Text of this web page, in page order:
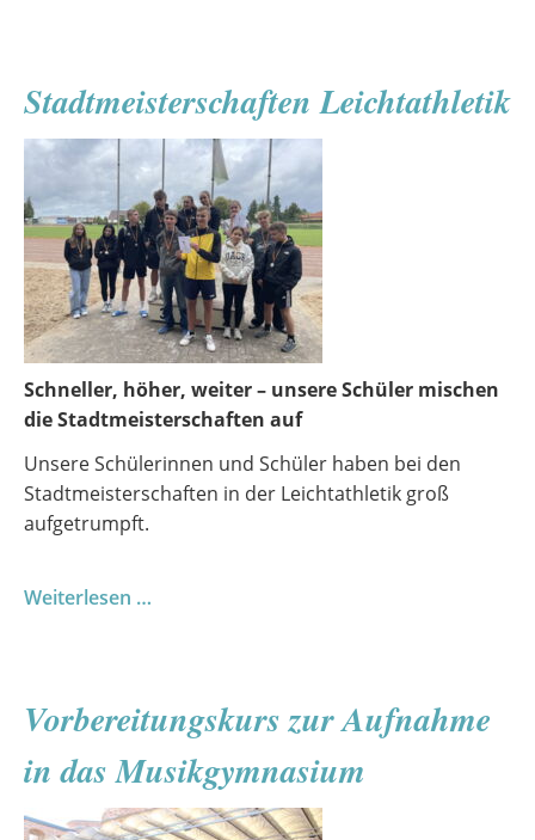
Stadtmeisterschaften Leichtathletik
Schneller, höher, weiter – unsere Schüler mischen
die Stadtmeisterschaften auf
Unsere Schülerinnen und Schüler haben bei den
Stadtmeisterschaften in der Leichtathletik groß
aufgetrumpft.
Weiterlesen …
Vorbereitungskurs zur Aufnahme
in das Musikgymnasium